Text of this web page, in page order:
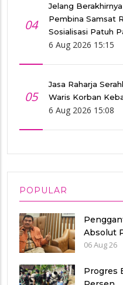
04
Jelang
Pembina Samsat
Sosialisasi Patuh
6 Aug 2026 15:15
05
Jasa Raharja
Waris Korban
6 Aug 2026 15:08
POPULAR
Absolut
06 Aug 26
Progres